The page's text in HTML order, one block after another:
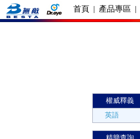
首頁 | 產品專區 |
權威釋義
英語